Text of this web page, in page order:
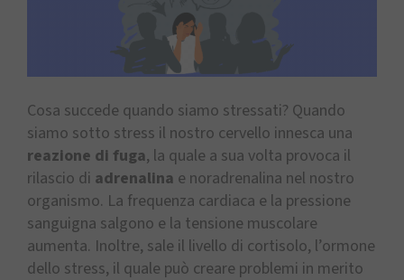
Cosa succede quando siamo stressati? Quando
siamo sotto stress il nostro cervello innesca una
reazione di fuga, la quale a sua volta provoca il
rilascio di adrenalina e noradrenalina nel nostro
organismo. La frequenza cardiaca e la pressione
sanguigna salgono e la tensione muscolare
aumenta. Inoltre, sale il livello di cortisolo, l’ormone
dello stress, il quale può creare problemi in merito